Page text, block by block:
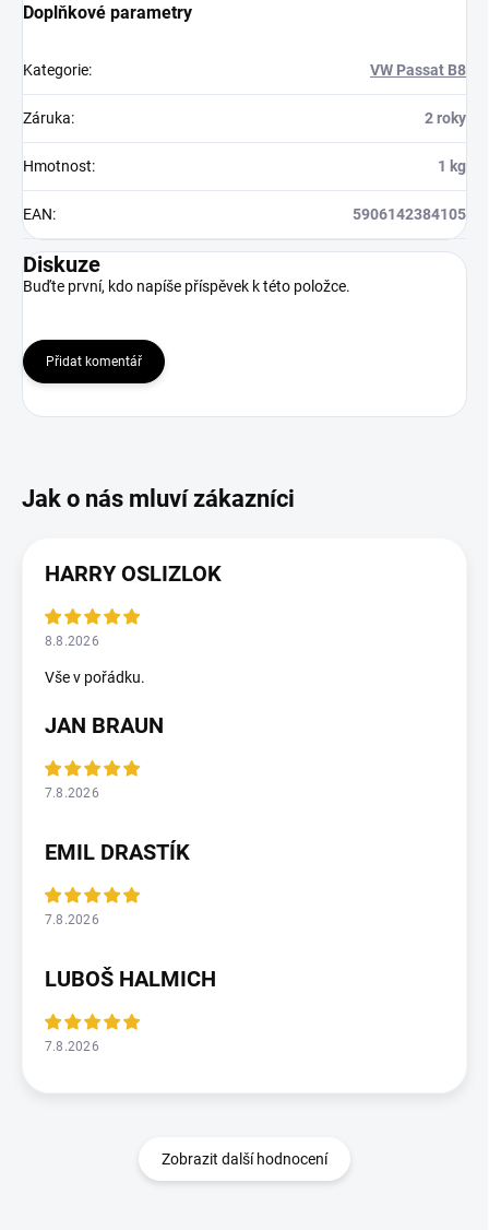
Doplňkové parametry
Kategorie: VW Passat B8
Záruka: 2 roky
Hmotnost: 1 kg
EAN: 5906142384105
Diskuze
Buďte první, kdo napíše příspěvek k této položce.
Přidat komentář
HARRY OSLIZLOK
8.8.2026
Vše v pořádku.
JAN BRAUN
7.8.2026
EMIL DRASTÍK
7.8.2026
LUBOŠ HALMICH
7.8.2026
Zobrazit další hodnocení